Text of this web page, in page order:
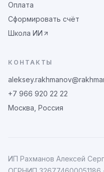
Оплата
Сформировать счёт
Школа ИИ
КОНТАКТЫ
+7 966 920 22 22
Москва, Россия
ИП Рахманов Алексей